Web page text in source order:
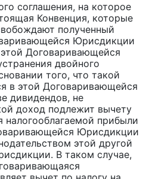
соглашения, на которое
Конвенция, которые
полученный
Юрисдикции
Договаривающейся
двойного
того, что такой
в этой Договаривающейся
дивидендов, не
доход подлежит вычету
налогооблагаемой прибыли
Юрисдикции
этой другой
В таком случае,